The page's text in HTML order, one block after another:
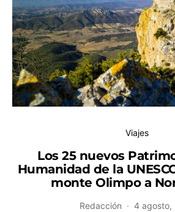
Viajes
Los 25 nuevos
Humanidad de la
monte Olimpo a
Redacción 4 agosto,